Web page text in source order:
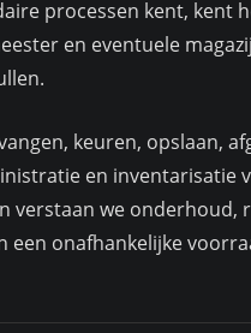
processen kent, kent
en eventuele
keuren, opslaan,
en inventarisatie
verstaan we onderhoud,
een onafhankelijke